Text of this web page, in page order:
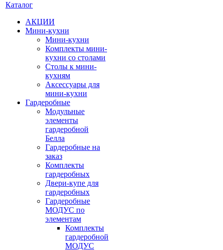
Каталог
АКЦИИ
Мини-кухни
Мини-кухни
Комплекты мини-
кухни со столами
Столы к мини-
кухням
Аксессуары для
мини-кухни
Гардеробные
Модульные
элементы
гардеробной
Белла
Гардеробные на
заказ
Комплекты
гардеробных
Двери-купе для
гардеробных
Гардеробные
МОДУС по
элементам
Комплекты
гардеробной
МОДУС